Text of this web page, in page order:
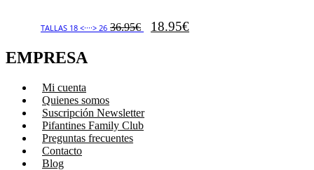
TALLAS 18 <····> 26 36.95€ 18.95€
EMPRESA
Mi cuenta
Quienes somos
Suscripción Newsletter
Pifantines Family Club
Preguntas frecuentes
Contacto
Blog